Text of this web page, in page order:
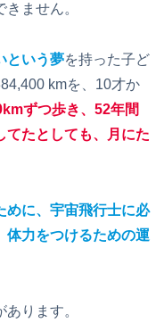
ません。
という夢を持った子ど
kmを、10才か
ずつ歩き、52年間
てたとしても、月にた
めに、宇宙飛行士に必
体力をつけるための運
あります。